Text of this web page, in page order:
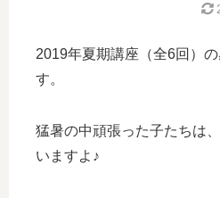
2019年夏期講座（全6回）
す。
猛暑の中頑張った子たちは
いますよ♪